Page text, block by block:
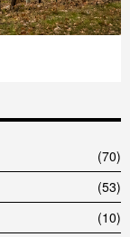
70
53
10